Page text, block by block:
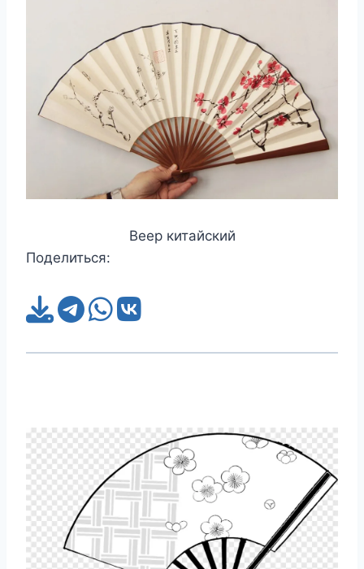
Веер китайский
Поделиться: